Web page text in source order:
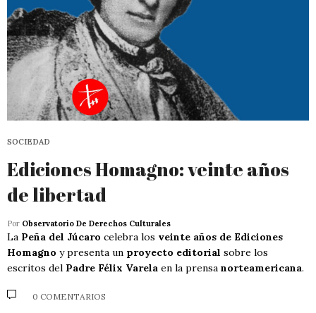
SOCIEDAD
Ediciones Homagno: veinte años
de libertad
Por Observatorio De Derechos Culturales
La Peña del Júcaro celebra los veinte años de Ediciones
Homagno y presenta un proyecto editorial sobre los
escritos del Padre Félix Varela en la prensa norteamericana.
0 COMENTARIOS